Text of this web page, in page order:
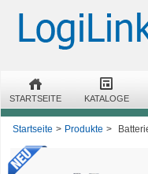
STARTSEITE KATALOGE
Startseite > Produkte >